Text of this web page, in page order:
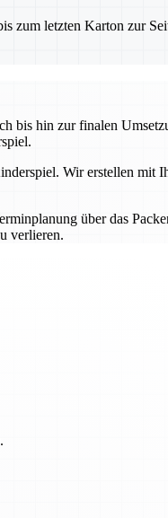
zum letzten Karton zur
bis hin zur finalen
Wir erstellen mit
über das
verlieren.